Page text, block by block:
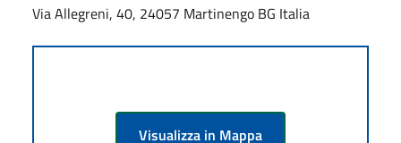
Via Allegreni, 40, 24057 Martinengo BG Italia
Visualizza in Mappa